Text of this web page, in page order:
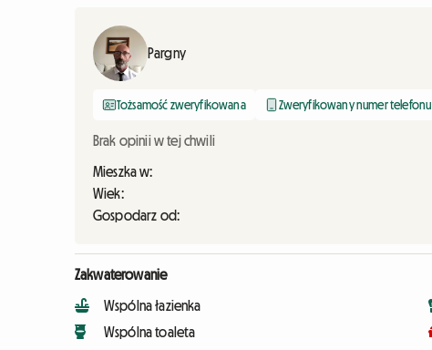
Pargny
Tożsamość zweryfikowana Zweryfikowany numer telefonu
Brak opinii w tej chwili
Mieszka w:
Wiek:
Gospodarz od:
Zakwaterowanie
Wspólna łazienka
Wspólna toaleta